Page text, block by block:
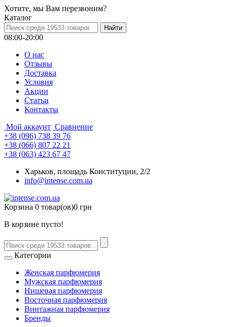
Хотите, мы Вам перезвоним?
Каталог
08:00-20:00
О нас
Отзывы
Доставка
Условия
Aкции
Статьи
Контакты
Мой аккаунт Сравнение
+38 (096) 738 39 76
+38 (066) 807 22 21
+38 (063) 423 67 47
Харьков, площадь Конституции, 2/2
info@intense.com.ua
Корзина 0 товар(ов)0 грн
В корзине пусто!
Категории
Женская парфюмерия
Мужская парфюмерия
Нишевая парфюмерия
Восточная парфюмерия
Винтажная парфюмерия
Бренды